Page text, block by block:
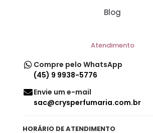
Blog
Atendimento
Compre pelo WhatsApp
(45) 9 9938-5776
Envie um e-mail
sac@crysperfumaria.com.br
HORÁRIO DE ATENDIMENTO